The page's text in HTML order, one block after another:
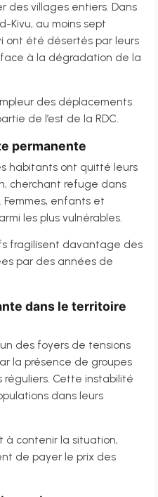
des villages entiers. Dans
Kivu, au moins sept
ont été désertés par leurs
à la dégradation de la
des déplacements
de l’est de la RDC.
permanente
habitants ont quitté leurs
cherchant refuge dans
Femmes, enfants et
les plus vulnérables.
fragilisent davantage des
par des années de
dans le territoire
des foyers de tensions
la présence de groupes
Cette instabilité
dans leurs
à contenir la situation,
de payer le prix des